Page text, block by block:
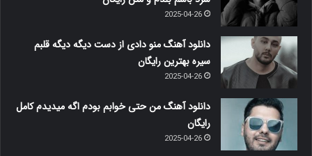
2025-04-26
دانلود آهنگ منو دادی از دست دیگه دیگه قلبم
سیره بهترین رایگان
2025-04-26
دانلود آهنگ من حتی خوابم بودم اگه میدیدم کامل
رایگان
2025-04-26